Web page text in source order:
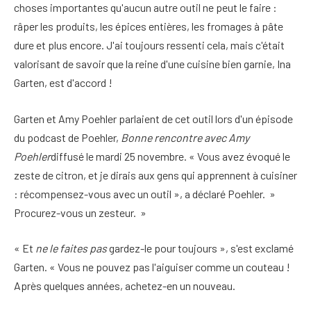
choses importantes qu'aucun autre outil ne peut le faire :
râper les produits, les épices entières, les fromages à pâte
dure et plus encore. J'ai toujours ressenti cela, mais c'était
valorisant de savoir que la reine d'une cuisine bien garnie, Ina
Garten, est d'accord !
Garten et Amy Poehler parlaient de cet outil lors d'un épisode
du podcast de Poehler, Bonne rencontre avec Amy
Poehlerdiffusé le mardi 25 novembre. « Vous avez évoqué le
zeste de citron, et je dirais aux gens qui apprennent à cuisiner
: récompensez-vous avec un outil », a déclaré Poehler. »
Procurez-vous un zesteur. »
« Et ne le faites pasgardez-le pour toujours », s'est exclamé
Garten. « Vous ne pouvez pas l'aiguiser comme un couteau !
Après quelques années, achetez-en un nouveau.